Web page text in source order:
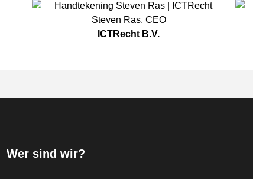
Steven Ras, CEO
ICTRecht B.V.
Wer sind wir?